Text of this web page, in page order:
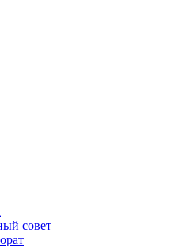
государственная
государственная
совмина
Сибири[2] и до сих пор
совет